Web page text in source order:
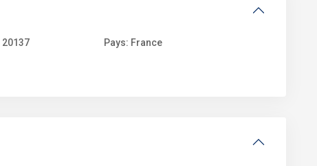
20137 Pays: France